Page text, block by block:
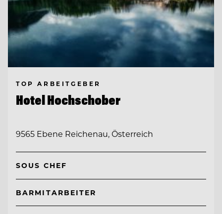
TOP ARBEITGEBER
Hotel Hochschober
9565 Ebene Reichenau, Österreich
SOUS CHEF
BARMITARBEITER